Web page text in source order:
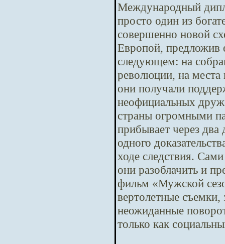
Международный
просто один из
совершенно новой
Европой, предложив
следующем: на
революции, на места
они получали
неофициальных
страны огромными
прибывает через
одного
ходе следствия.
они разоблачить и
фильм «Мужской
вертолетные
неожиданные
только как